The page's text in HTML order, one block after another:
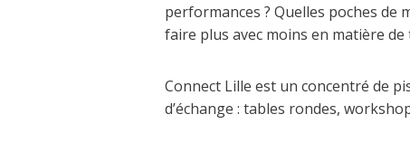
performances ? Quelles poches de
faire plus avec moins en matière
Connect Lille est un concentré de
d’échange : tables rondes,